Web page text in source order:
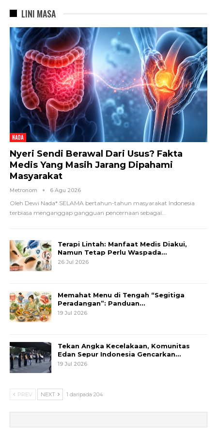
LINI MASA
NADA
Nyeri Sendi Berawal Dari Usus? Fakta
Medis Yang Masih Jarang Dipahami
Masyarakat
Metronom 6 Agu 2026
Oleh Dewi Nada* SELAMA bertahun-tahun masyarakat Indonesia
terbiasa menganggap gangguan pencernaan sebagai…
Terapi Lintah: Manfaat Medis Diakui,
Namun Tetap Perlu Waspada…
26 Jul 2026
Memahat Menu di Tengah “Segitiga
Peradangan”: Panduan…
19 Jul 2026
Tekan Angka Kecelakaan, Komunitas
Edan Sepur Indonesia Gencarkan…
19 Jul 2026
PREV NEXT 1 daripada 204